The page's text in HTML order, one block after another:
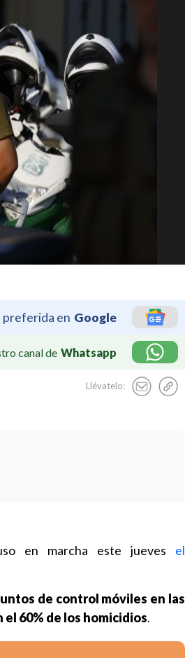
en Google
canal de Whatsapp
Llévatelo:
en marcha este jueves el
de control móviles en las
60% de los homicidios.